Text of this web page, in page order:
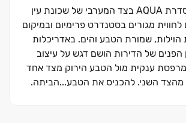
המגדל החדש מסדרת AQUA בצד המערבי של שכונת עין
מגורים בסטנדרט פרימיום ובמיקום
הוילות, שמורת הטבע והים. באדריכלות
הפנים של הדירות הושם דגש על עיצוב
מרפסת ענקית מול הטבע הירוק מצד אחד
מהצד השני. להכניס את הטבע...הביתה.